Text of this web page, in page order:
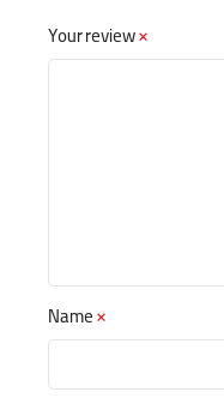
Your review*
Name*